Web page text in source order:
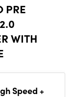
PRE
WITH
Speed +